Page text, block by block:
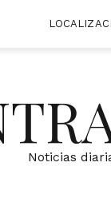
Noticias